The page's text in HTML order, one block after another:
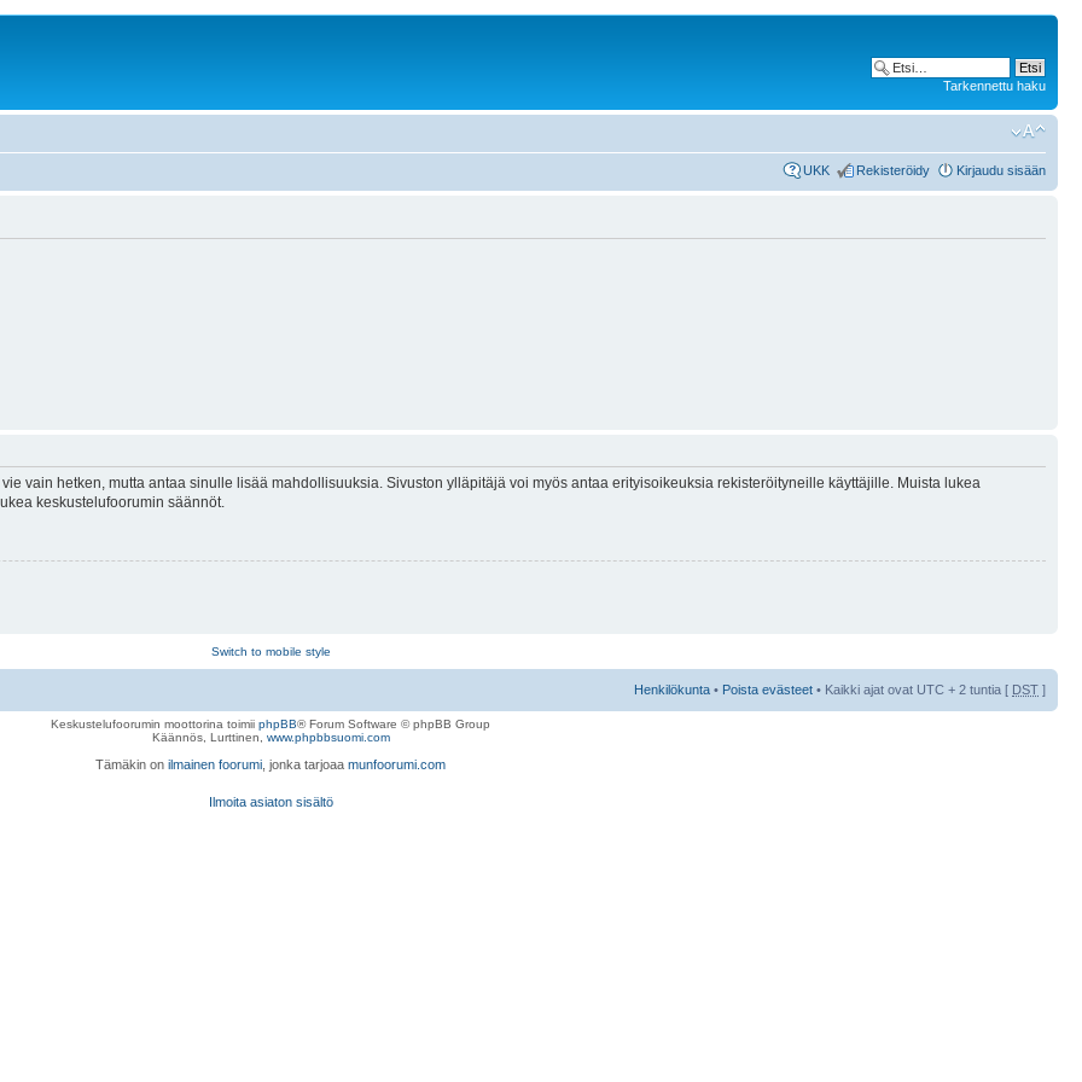
Tarkennettu haku
UKK Rekisteröidy Kirjaudu sisään
vain hetken, mutta antaa sinulle lisää mahdollisuuksia. Sivuston ylläpitäjä voi myös antaa erityisoikeuksia rekisteröityneille käyttäjille. Muista lukea
keskustelufoorumin säännöt.
Switch to mobile style
Henkilökunta • Poista evästeet • Kaikki ajat ovat UTC + 2 tuntia [ DST ]
Keskustelufoorumin moottorina toimii phpBB® Forum Software © phpBB Group
Käännös, Lurttinen, www.phpbbsuomi.com
Tämäkin on ilmainen foorumi , jonka tarjoaa munfoorumi.com
Ilmoita asiaton sisältö